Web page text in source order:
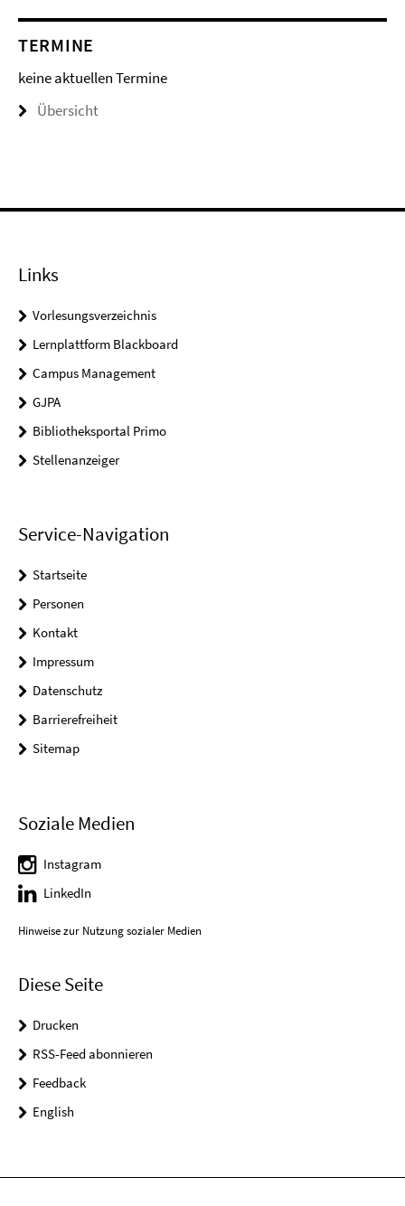
TERMINE
keine aktuellen Termine
Übersicht
Links
Vorlesungsverzeichnis
Lernplattform Blackboard
Campus Management
GJPA
Bibliotheksportal Primo
Stellenanzeiger
Service-Navigation
Startseite
Personen
Kontakt
Impressum
Datenschutz
Barrierefreiheit
Sitemap
Soziale Medien
Instagram
LinkedIn
Hinweise zur Nutzung sozialer Medien
Diese Seite
Drucken
RSS-Feed abonnieren
Feedback
English